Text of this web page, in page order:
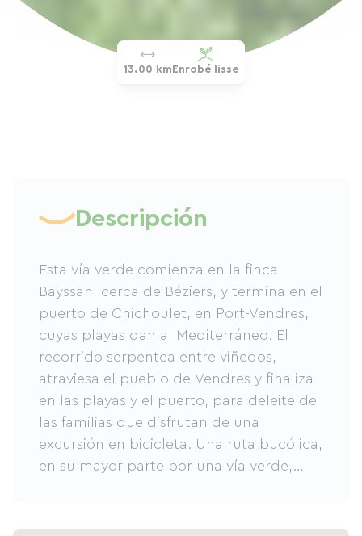
13.00 km Enrobé lisse
Descripción
Esta vía verde comienza en la finca
Bayssan, cerca de Béziers, y termina en el
puerto de Chichoulet, en Port-Vendres,
cuyas playas dan al Mediterráneo. El
recorrido serpentea entre viñedos,
atraviesa el pueblo de Vendres y finaliza
en las playas y el puerto, para deleite de
las familias que disfrutan de una
excursión en bicicleta. Una ruta bucólica,
en su mayor parte por una vía verde,